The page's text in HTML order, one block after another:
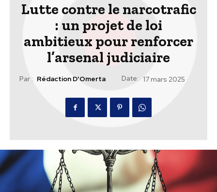
Lutte contre le narcotrafic
: un projet de loi
ambitieux pour renforcer
l’arsenal judiciaire
Par : Rédaction D'Omerta Date: 17 mars 2025